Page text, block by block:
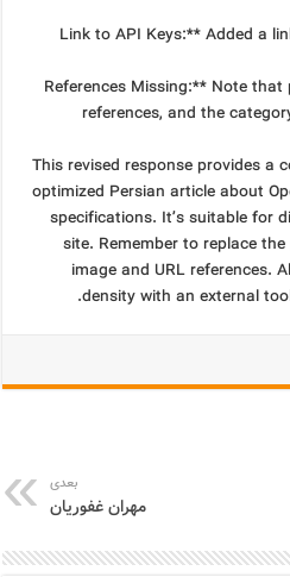
* **Link to API Keys:** Added a
* **References Missing:** Note
references, and the
This revised response provides a
optimized Persian article about
specifications. It’s suitable for
site. Remember to replace
image and URL references.
density with an external
بعدی
مهران غفوریان